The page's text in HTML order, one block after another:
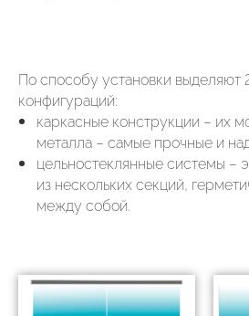
По способу установки выделяют
конфигураций:
каркасные конструкции – их
металла – самые прочные и
цельностеклянные системы –
из нескольких секций,
между собой.